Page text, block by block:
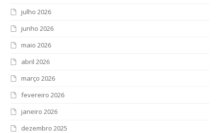
julho 2026
junho 2026
maio 2026
abril 2026
março 2026
fevereiro 2026
janeiro 2026
dezembro 2025